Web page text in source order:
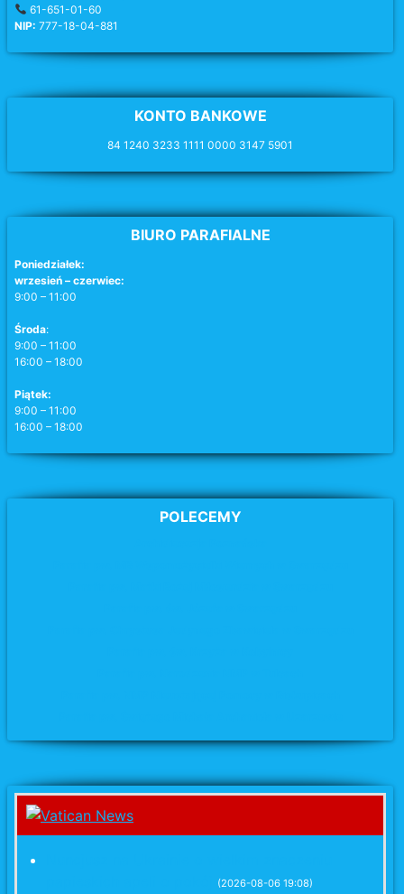
61-651-01-60
NIP: 777-18-04-881
KONTO BANKOWE
84 1240 3233 1111 0000 3147 5901
BIURO PARAFIALNE
Poniedziałek:
wrzesień – czerwiec:
9:00 – 11:00
Środa:
9:00 – 11:00
16:00 – 18:00
Piątek:
9:00 – 11:00
16:00 – 18:00
POLECEMY
(2026-08-06 19:08)